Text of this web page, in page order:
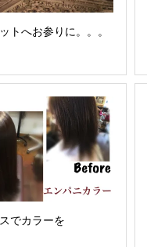
トへお参りに。。。
でカラーを